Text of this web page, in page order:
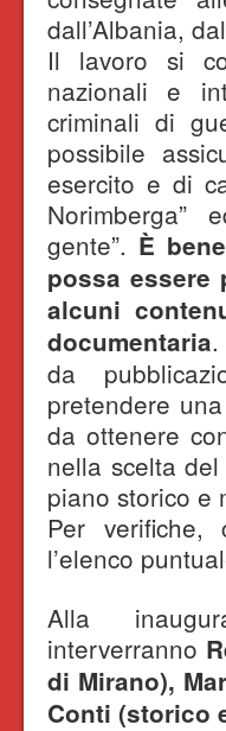
dall’Albania,
Il lavoro si
nazionali e
criminali di
possibile
esercito e di
Norimberga”
gente”. È
possa essere
alcuni
documentaria
da
pretendere
da ottenere
nella scelta
piano storico e
Per verifiche,
l’elenco
Alla
interverranno
di Mirano),
Conti (storico